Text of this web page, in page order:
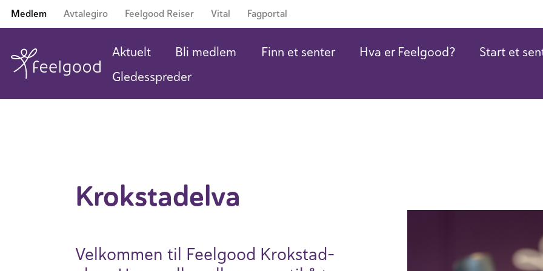
Medlem Avtalegiro Feelgood Reiser Vital Fagportal
Aktuelt Bli medlem Finn et senter Hva er Feelgood? Start et
Gledesspreder
Krok­stad­elva
Velkommen til Feelgood Krok­stad­